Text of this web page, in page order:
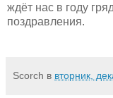
ждёт нас в году
поздравления.
Scorch в вторник,